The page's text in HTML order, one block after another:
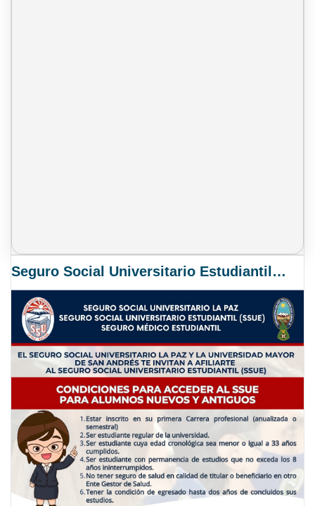
Seguro Social Universitario Estudiantil SSUE